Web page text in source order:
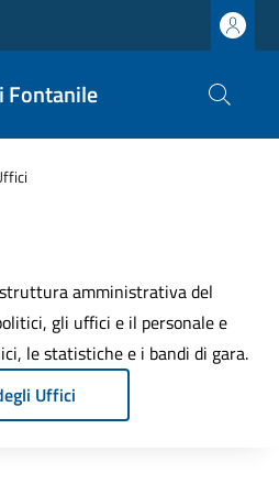
Fontanile
amministrativa del
gli uffici e il personale e
le statistiche e i bandi di gara.
Uffici